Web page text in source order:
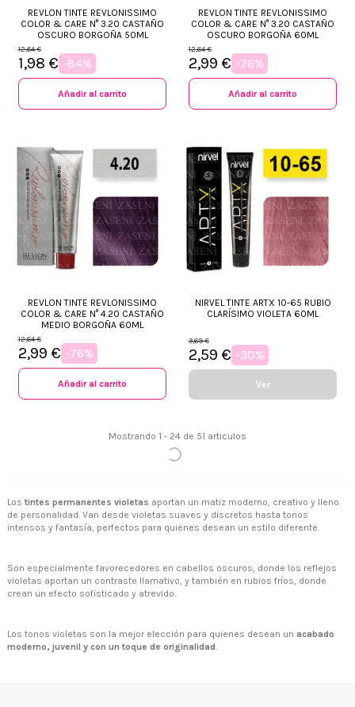
REVLON TINTE REVLONISSIMO
COLOR & CARE N° 3.20 CASTAÑO
OSCURO BORGOÑA 50ML
12,64 €
1,98 € -84%
Añadir al carrito
REVLON TINTE REVLONISSIMO
COLOR & CARE N° 3.20 CASTAÑO
OSCURO BORGOÑA 60ML
12,64 €
2,99 € -76%
Añadir al carrito
REVLON TINTE REVLONISSIMO
COLOR & CARE N° 4.20 CASTAÑO
MEDIO BORGOÑA 60ML
12,64 €
2,99 € -76%
Añadir al carrito
NIRVEL TINTE ARTX 10-65 RUBIO
CLARÍSIMO VIOLETA 60ML
3,69 €
2,59 € -30%
Ver
Mostrando 1 - 24 de 51 articulos
Los tintes permanentes violetas aportan un matiz moderno, creativo y lleno
de personalidad. Van desde violetas suaves y discretos hasta tonos
intensos y fantasía, perfectos para quienes desean un estilo diferente.
Son especialmente favorecedores en cabellos oscuros, donde los reflejos
violetas aportan un contraste llamativo, y también en rubios fríos, donde
crean un efecto sofisticado y atrevido.
Los tonos violetas son la mejor elección para quienes desean un acabado
moderno, juvenil y con un toque de originalidad.
+34 968 06 63 44
L-V 10:00 - 14:00
+34 601 27 80 18